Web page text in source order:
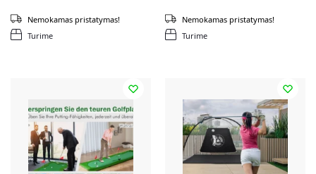
Turime
Nemokamas pristatymas!
Turime
Nemokamas pristatymas!